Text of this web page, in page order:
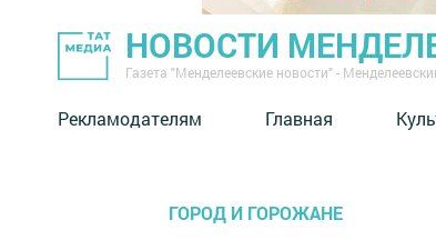
НОВОСТИ
Газета "Менделеевские новости" -
Рекламодателям Главная
ГОРОД И ГОРОЖАНЕ